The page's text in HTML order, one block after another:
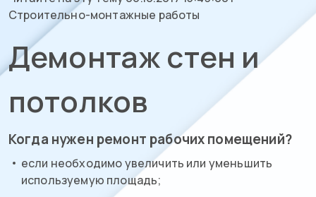
Строительно-монтажные работы
Демонтаж стен и
потолков
Когда нужен ремонт рабочих помещений?
если необходимо увеличить или уменьшить
используемую площадь;